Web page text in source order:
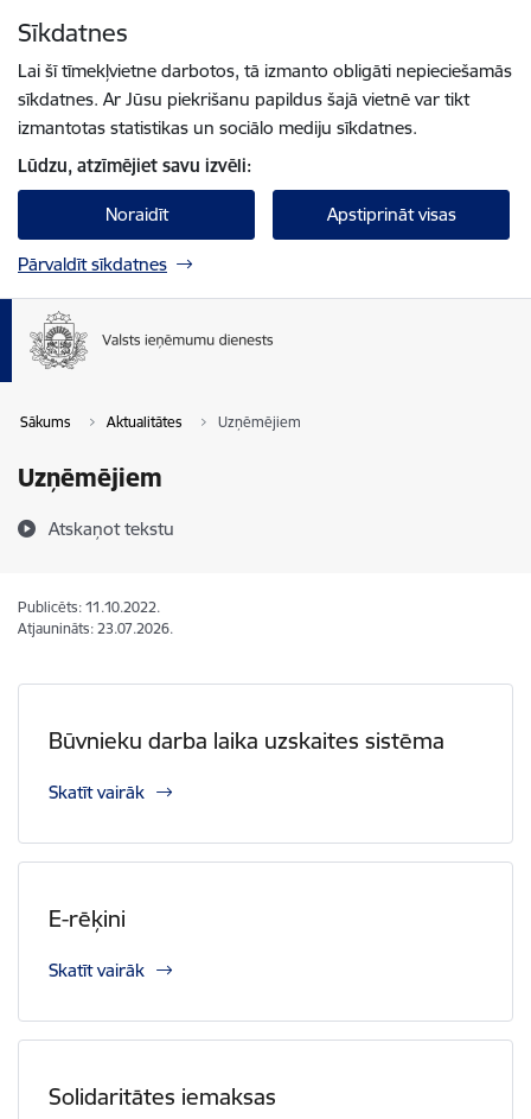
Sīkdatnes
Lai šī tīmekļvietne darbotos, tā izmanto obligāti nepieciešamās
sīkdatnes. Ar Jūsu piekrišanu papildus šajā vietnē var tikt
izmantotas statistikas un sociālo mediju sīkdatnes.
Lūdzu, atzīmējiet savu izvēli:
Noraidīt Apstiprināt visas
Pārvaldīt sīkdatnes
Sākums Aktualitātes Uzņēmējiem
Uzņēmējiem
Atskaņot tekstu
Publicēts: 11.10.2022.
Atjaunināts: 23.07.2026.
Būvnieku darba laika uzskaites sistēma
Skatīt vairāk
E-rēķini
Skatīt vairāk
Solidaritātes iemaksas